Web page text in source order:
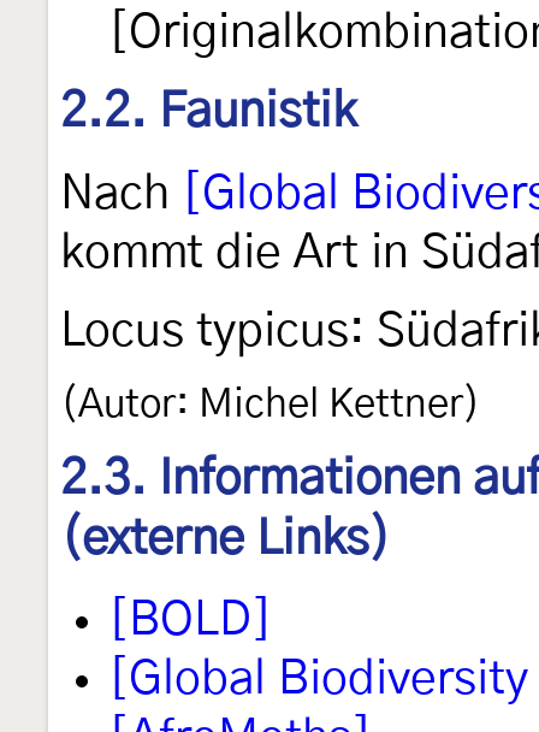
2.2. Faunistik
Nach
[Global
kommt die Art in
Locus typicus:
(Autor: Michel Kettner)
2.3. Informationen
(externe Links)
[BOLD]
[Global